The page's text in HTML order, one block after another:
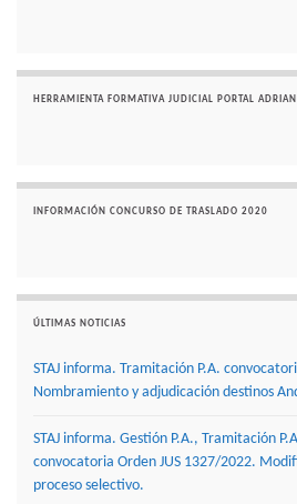
HERRAMIENTA FORMATIVA JUDICIAL PORTAL
INFORMACIÓN CONCURSO DE TRASLADO 2020
ÚLTIMAS NOTICIAS
STAJ informa. Tramitación P.A.
Nombramiento y adjudicación destinos
STAJ informa. Gestión P.A., Tramitación
convocatoria Orden JUS 1327/2022.
proceso selectivo.